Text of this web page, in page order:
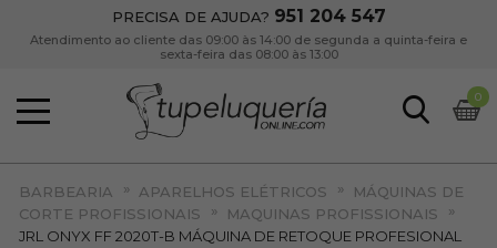
PRECISA DE AJUDA? 951 204 547
Atendimento ao cliente das 09:00 às 14:00 de segunda a quinta-feira e
sexta-feira das 08:00 às 13:00
0
BARBEARIA » APARELHOS ELÉTRICOS »
MÁQUINAS DE
CORTE PROFISSIONAIS
» MAQUINAS PROFISSIONAIS
»
JRL ONYX FF 2020T-B MÁQUINA DE RETOQUE PROFESIONAL